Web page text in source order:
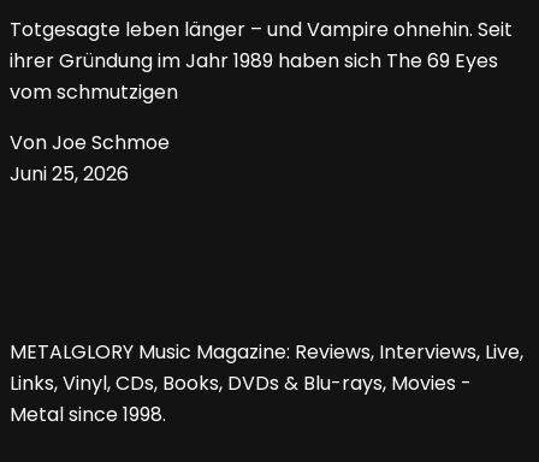
Totgesagte leben länger – und Vampire ohnehin. Seit
ihrer Gründung im Jahr 1989 haben sich The 69 Eyes
vom schmutzigen
Von Joe Schmoe
Juni 25, 2026
METALGLORY Music Magazine: Reviews, Interviews, Live,
Links, Vinyl, CDs, Books, DVDs & Blu-rays, Movies -
Metal since 1998.